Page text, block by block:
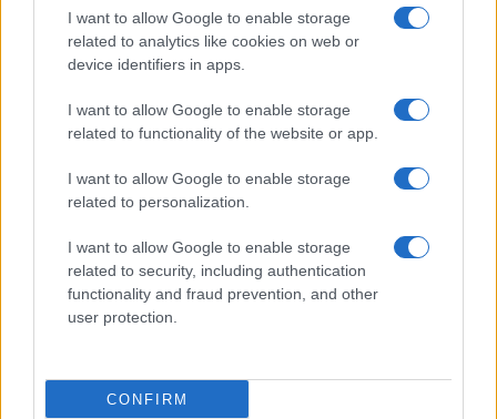
I want to allow Google to enable storage
related to analytics like cookies on web or
device identifiers in apps.
I want to allow Google to enable storage
related to functionality of the website or app.
I want to allow Google to enable storage
related to personalization.
I want to allow Google to enable storage
related to security, including authentication
functionality and fraud prevention, and other
user protection.
CONFIRM
Non è una tenzone tra Nord e Sud, ma tra lo Stato
e se stesso. Finché il voto misurerà la clemenza
della commissione e non il sapere del ragazzo,
l’esame di Stato resterà una liturgia: solenne nella
forma, vacua nella sostanza. E ogni “todos
caballeros” pronunciato in aula sarà una
promessa tradita a chi ha studiato davvero.
Giulio Galetti, 7 agosto 2026